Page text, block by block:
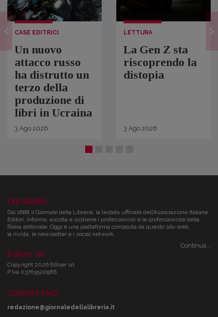
CASE EDITRICI
Un nuovo
attacco russo
ha distrutto un
terzo della
produzione di
libri in Ucraina
3 Ago 2026
LETTURA
La Gen Z sta
riscoprendo la
distopia
3 Ago 2026
CHI SIAMO
Dal 1888 il Giornale della Libreria, la testata ufficiale dell’Associazione Italiana
Editori, informa, ascolta e sostiene i professionisti e le professioniste della
filiera editoriale. Oggi è una piattaforma composta da questo sito web,
la rivista, le newsletter e i social network.
Continua...
Ediser srl
Copyright 2026 Ediser srl
P.Iva 03763520966
CONTATTACI
redazione@giornaledellalibreria.it